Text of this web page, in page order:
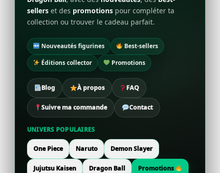
sellers et des promotions pour compléter ta
collection ou trouver le cadeau parfait.
Nouveautés figurines
Best-sellers
Éditions collector
Promotions
Blog À propos FAQ
Suivre ma commande Contact
UNIVERS POPULAIRES
One Piece Naruto Demon Slayer
Jujutsu Kaisen Dragon Ball
Promotions